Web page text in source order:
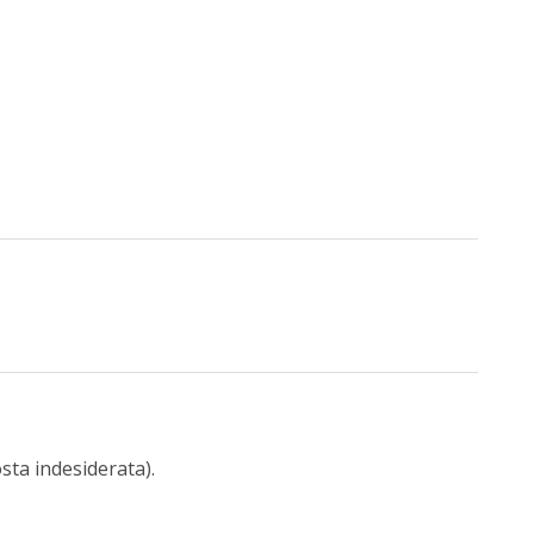
indesiderata).